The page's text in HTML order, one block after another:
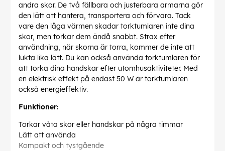
andra skor. De två fällbara och justerbara armarna gör
den lätt att hantera, transportera och förvara. Tack
vare den låga värmen skadar torktumlaren inte dina
skor, men torkar dem ändå snabbt. Strax efter
användning, när skorna är torra, kommer de inte att
lukta lika lätt. Du kan också använda torktumlaren för
att torka dina handskar efter utomhusaktiviteter. Med
en elektrisk effekt på endast 50 W är torktumlaren
också energieffektiv.
Funktioner:
Torkar våta skor eller handskar på några timmar
Lätt att använda
Kompakt och tystgående